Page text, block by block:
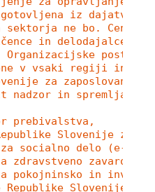
iz dajatve
sektorja ne bo.
in delodajalce.
Organizacijske
v vsaki regiji in
za zaposlovanje
nadzor in
prebivalstva,
Slovenije za
za socialno delo (e-
zdravstveno
pokojninsko in
Republike Slovenije